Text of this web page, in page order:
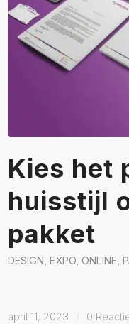
Kies het
huisstijl
pakket
DESIGN ,EXPO ONLINE ,
april 11, 2023 0